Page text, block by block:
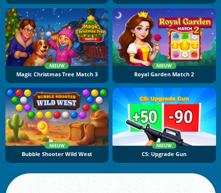
NIEUW
Magic Christmas Tree Match 3
NIEUW
Royal Garden Match 2
NIEUW
Bubble Shooter Wild West
NIEUW
CS: Upgrade Gun